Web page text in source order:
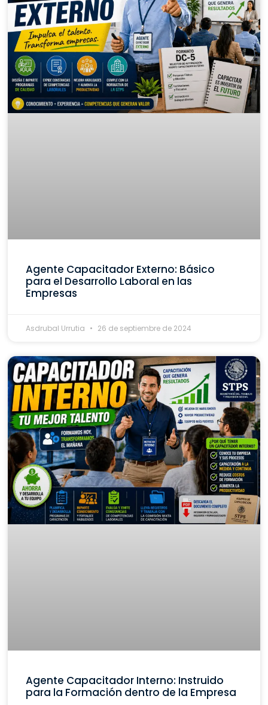
Agente Capacitador Externo: Básico
para el Desarrollo Laboral en las
Empresas
Asdrubal Urrutia 26 de septiembre de 2024
Agente Capacitador Interno: Instruido
para la Formación dentro de la Empresa